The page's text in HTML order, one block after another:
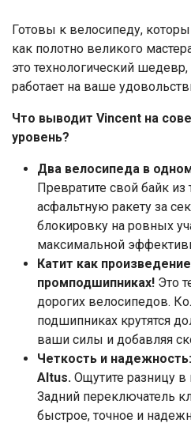
Готовы к велосипеду,
как полотно великого
это технологический
работает на ваше
Что выводит Vincent на
уровень?
Два велосипеда в
Превратите свой байк
асфальтную ракету за
блокировку на ровных
максимальной
Катит как
промподшипниках! Это
дорогих велосипедов.
подшипниках крутятся
ваши силы и добавляя
Четкость и
Altus. Ощутите разницу
Задний переключатель
быстрое, точное и